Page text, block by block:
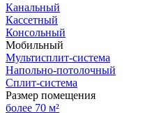
Канальный
Кассетный
Консольный
Мобильный
Мультисплит-система
Напольно-потолочный
Сплит-система
Размер помещения
более 70 м²